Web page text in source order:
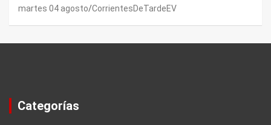
martes 04 agosto CorrientesDeTardeEV
Categorías